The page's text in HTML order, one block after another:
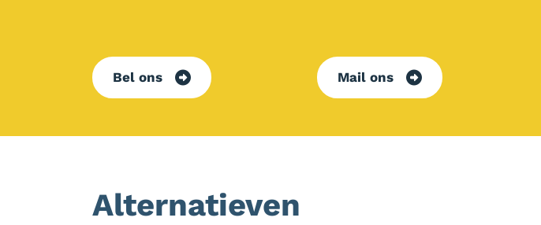
Bel ons Mail ons
Alternatieven